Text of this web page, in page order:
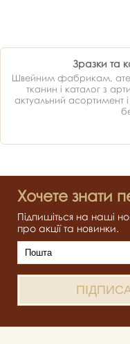
Зразки та
Швейним фабрикам,
тканин і каталог з
актуальний асортимент
Хочете знати
Підпишіться на наші
про акції та новинки.